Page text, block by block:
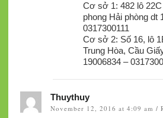
Cơ sở 1: 482 lô
phong Hải phòng dt
0317300111
Cơ sở 2: Số 16, lô
Trung Hòa, Cầu
19006834 –
Thuythuy
November 12, 2016 at 4:09 am /